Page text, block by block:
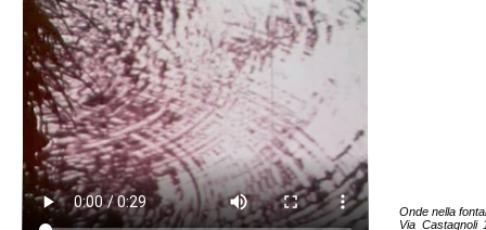
Onde nella
Via Castagnoli